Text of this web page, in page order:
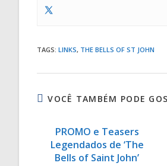
TAGS: LINKS, THE BELLS OF ST JOHN
VOCÊ TAMBÉM PODE
PROMO e Teasers
Legendados de ‘The
Bells of Saint John’